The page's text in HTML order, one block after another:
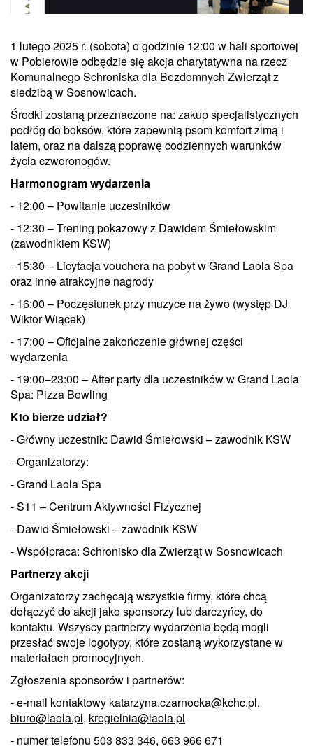
1 lutego 2025 r. (sobota) o godzinie 12:00 w hali sportowej
w Pobierowie odbędzie się akcja charytatywna na rzecz
Komunalnego Schroniska dla Bezdomnych Zwierząt z
siedzibą w Sosnowicach.
Środki zostaną przeznaczone na: zakup specjalistycznych
podłóg do boksów, które zapewnią psom komfort zimą i
latem, oraz na dalszą poprawę codziennych warunków
życia czworonogów.
Harmonogram wydarzenia
- 12:00 – Powitanie uczestników
- 12:30 – Trening pokazowy z Dawidem Śmiełowskim
(zawodnikiem KSW)
- 15:30 – Licytacja vouchera na pobyt w Grand Laola Spa
oraz inne atrakcyjne nagrody
- 16:00 – Poczęstunek przy muzyce na żywo (występ DJ
Wiktor Wiącek)
- 17:00 – Oficjalne zakończenie głównej części
wydarzenia
- 19:00–23:00 – After party dla uczestników w Grand Laola
Spa: Pizza Bowling
Kto bierze udział?
- Główny uczestnik: Dawid Śmiełowski – zawodnik KSW
- Organizatorzy:
- Grand Laola Spa
- S11 – Centrum Aktywności Fizycznej
- Dawid Śmiełowski – zawodnik KSW
- Współpraca: Schronisko dla Zwierząt w Sosnowicach
Partnerzy akcji
Organizatorzy zachęcają wszystkie firmy, które chcą
dołączyć do akcji jako sponsorzy lub darczyńcy, do
kontaktu. Wszyscy partnerzy wydarzenia będą mogli
przesłać swoje logotypy, które zostaną wykorzystane w
materiałach promocyjnych.
Zgłoszenia sponsorów i partnerów:
- e-mail kontaktowy katarzyna.czarnocka@kchc.pl,
biuro@laola.pl, kregielnia@laola.pl
- numer telefonu 503 833 346, 663 966 671